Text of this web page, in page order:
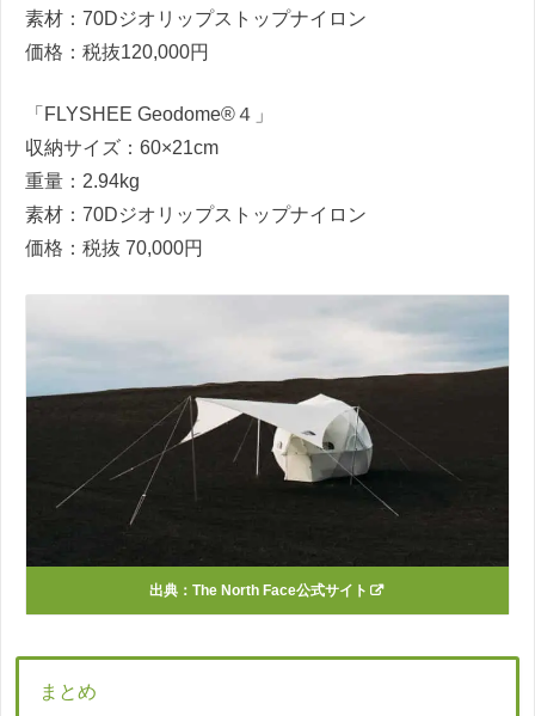
素材：70Dジオリップストップナイロン
価格：税抜120,000円
「FLYSHEE Geodome®４」
収納サイズ：60×21cm
重量：2.94kg
素材：70Dジオリップストップナイロン
価格：税抜 70,000円
出典：The North Face公式サイト
まとめ